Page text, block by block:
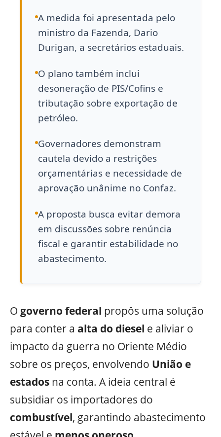
A medida foi apresentada pelo
ministro da Fazenda, Dario
Durigan, a secretários estaduais.
O plano também inclui
desoneração de PIS/Cofins e
tributação sobre exportação de
petróleo.
Governadores demonstram
cautela devido a restrições
orçamentárias e necessidade de
aprovação unânime no Confaz.
A proposta busca evitar demora
em discussões sobre renúncia
fiscal e garantir estabilidade no
abastecimento.
O governo federal propôs uma solução
para conter a alta do diesel e aliviar o
impacto da guerra no Oriente Médio
sobre os preços, envolvendo União e
estados na conta. A ideia central é
subsidiar os importadores do
combustível, garantindo abastecimento